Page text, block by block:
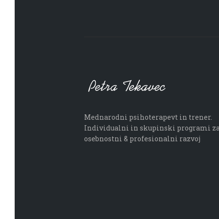
Mednarodni psihoterapevt in trener.
Individualni in skupinski programi
osebnostni & profesionalni razvoj